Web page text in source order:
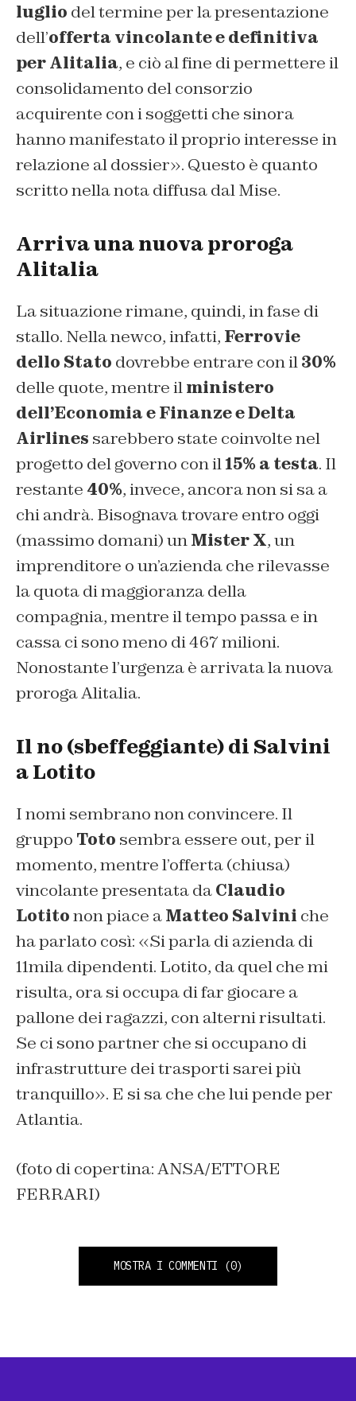
luglio del termine per la presentazione
dell’offerta vincolante e definitiva
per Alitalia, e ciò al fine di permettere il
consolidamento del consorzio
acquirente con i soggetti che sinora
hanno manifestato il proprio interesse in
relazione al dossier». Questo è quanto
scritto nella nota diffusa dal Mise.
Arriva una nuova proroga
Alitalia
La situazione rimane, quindi, in fase di
stallo. Nella newco, infatti, Ferrovie
dello Stato dovrebbe entrare con il30%
delle quote, mentre ilministero
dell’Economia e Finanze e Delta
Airlines sarebbero state coinvolte nel
progetto del governo con il15% a testa. Il
restante 40%, invece, ancora non si sa a
chi andrà. Bisognava trovare entro oggi
(massimo domani) unMister X, un
imprenditore o un’azienda che rilevasse
la quota di maggioranza della
compagnia, mentre il tempo passa e in
cassa ci sono meno di 467 milioni.
Nonostante l’urgenza è arrivata la nuova
proroga Alitalia.
Il no (sbeffeggiante) di Salvini
a Lotito
I nomi sembrano non convincere. Il
gruppo Toto sembra essere out, per il
momento, mentre l’offerta (chiusa)
vincolante presentata daClaudio
Lotitonon piace aMatteo Salvini che
ha parlato così: «Si parla di azienda di
11mila dipendenti. Lotito, da quel che mi
risulta, ora si occupa di far giocare a
pallone dei ragazzi, con alterni risultati.
Se ci sono partner che si occupano di
infrastrutture dei trasporti sarei più
tranquillo». E si sa che che lui pende per
Atlantia.
(foto di copertina: ANSA/ETTORE
FERRARI)
MOSTRA I COMMENTI (0)